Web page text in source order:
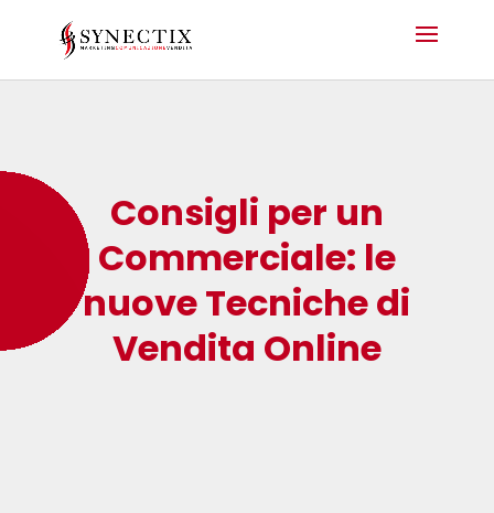
Consigli per un
Commerciale: le
nuove Tecniche di
Vendita Online